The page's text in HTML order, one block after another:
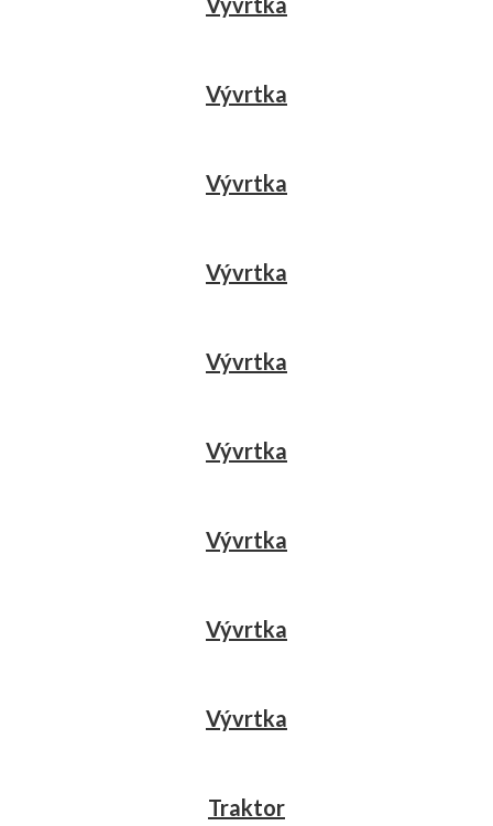
Vývrtka
Vývrtka
Vývrtka
Vývrtka
Vývrtka
Vývrtka
Vývrtka
Vývrtka
Traktor